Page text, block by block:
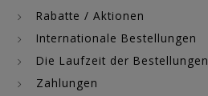
Rabatte / Aktionen
Internationale Bestellungen
Die Laufzeit der Bestellungen
Zahlungen